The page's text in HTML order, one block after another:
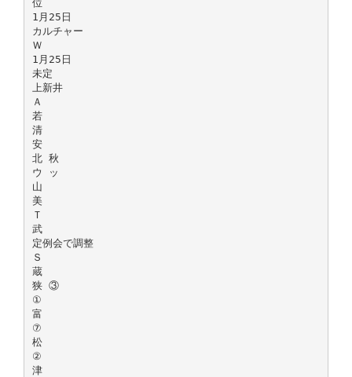
位
1月25日
カルチャー
Ｗ
1月25日
未定
上新井
Ａ
若
清
安
北 秋
ウ ッ
山
美
Ｔ
武
定例会で調整
Ｓ
蔵
狭 ③
①
富
⑦
松
②
津